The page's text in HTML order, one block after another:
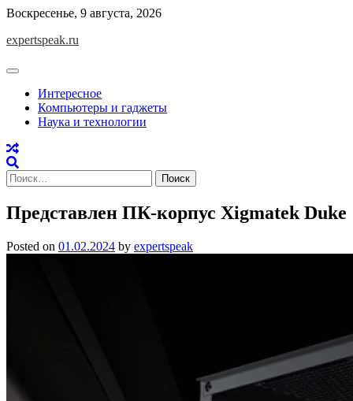
Skip
content
Воскресенье, 9 августа, 2026
expertspeak.ru
Интересное
Компьютеры и гаджеты
Наука и технологии
Найти:
Представлен ПК-корпус Xigmatek Duke
Posted on 01.02.2024 by expertspeak